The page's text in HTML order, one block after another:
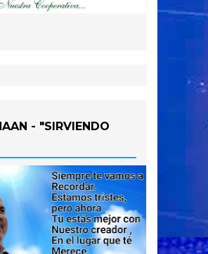
- "SIRVIENDO